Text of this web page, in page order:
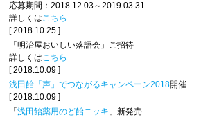
応募期間：2018.12.03～2019.03.31
詳しくはこちら
[ 2018.10.25 ]
「明治屋おいしい落語会」ご招待
詳しくはこちら
[ 2018.10.09 ]
浅田飴「声」でつながるキャンペーン2018開催
[ 2018.10.09 ]
「浅田飴薬用のど飴ニッキ 」新発売